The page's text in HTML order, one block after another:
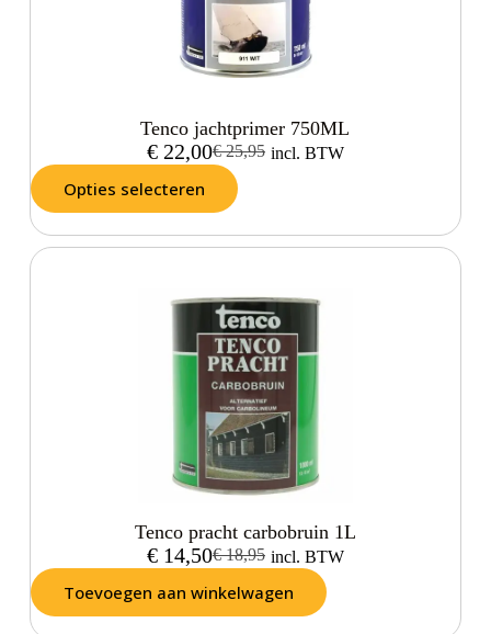
Tenco jachtprimer 750ML
€25,95
€22,00 incl. BTW
Opties selecteren
Tenco pracht carbobruin 1L
€18,95
€14,50 incl. BTW
Toevoegen aan winkelwagen